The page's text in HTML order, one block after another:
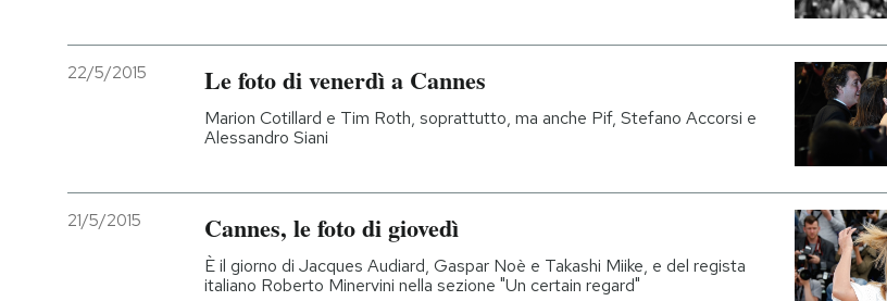
22/5/2015 Le foto di venerdì a Cannes
Marion Cotillard e Tim Roth, soprattutto, ma anche Pif, Stefano Accorsi e
Alessandro Siani
21/5/2015 Cannes, le foto di giovedì
È il giorno di Jacques Audiard, Gaspar Noè e Takashi Miike, e del regista
italiano Roberto Minervini nella sezione "Un certain regard"